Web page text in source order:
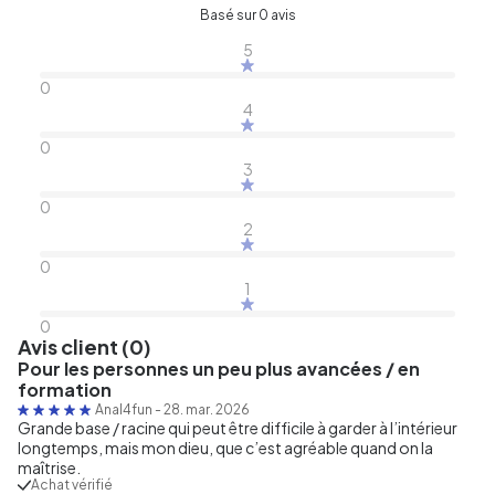
Basé sur 0 avis
5
0
4
0
3
0
2
0
1
0
Avis client (0)
Pour les personnes un peu plus avancées / en
formation
Anal4fun - 28. mar. 2026
Grande base / racine qui peut être difficile à garder à l’intérieur
longtemps, mais mon dieu, que c’est agréable quand on la
maîtrise.
Achat vérifié